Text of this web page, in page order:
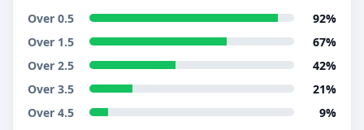
Over 0.5
92%
Over 1.5
67%
Over 2.5
42%
Over 3.5
21%
Over 4.5
9%